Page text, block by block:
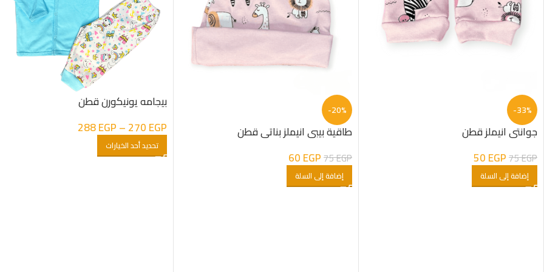
-33%
جوانتى انيملز قطن
75EGP
50EGP
إضافة إلى السلة
-20%
طاقية بيبى انيملز بناتى قطن
75EGP
60EGP
إضافة إلى السلة
بيجامه يونيكورن قطن
270EGP
–
288EGP
تحديد أحد الخيارات